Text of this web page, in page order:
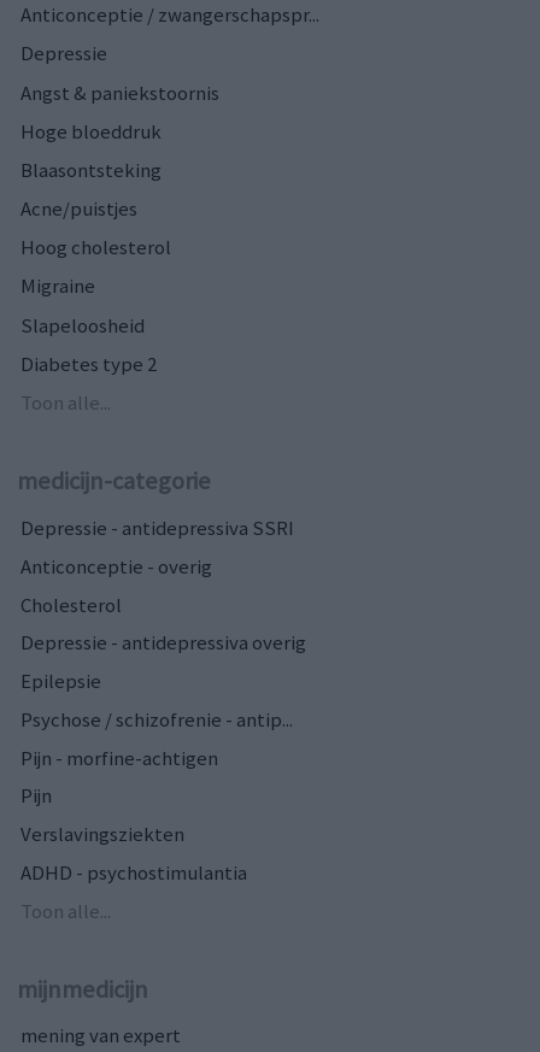
Anticonceptie / zwangerschapspr...
Depressie
Angst & paniekstoornis
Hoge bloeddruk
Blaasontsteking
Acne/puistjes
Hoog cholesterol
Migraine
Slapeloosheid
Diabetes type 2
Toon alle...
medicijn-categorie
Depressie - antidepressiva SSRI
Anticonceptie - overig
Cholesterol
Depressie - antidepressiva overig
Epilepsie
Psychose / schizofrenie - antip...
Pijn - morfine-achtigen
Pijn
Verslavingsziekten
ADHD - psychostimulantia
Toon alle...
mijnmedicijn
mening van expert